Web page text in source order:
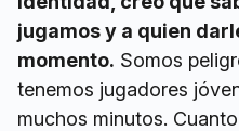
jugamos y a quien
momento. Somos
tenemos jugadores
muchos minutos.